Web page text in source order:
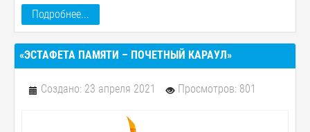
Подробнее...
«ЭСТАФЕТА ПАМЯТИ – ПОЧЕТНЫЙ КАРАУЛ»
Создано: 23 апреля 2021 Просмотров: 801